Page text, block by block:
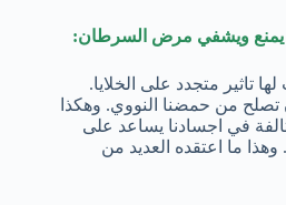
ويشفي مرض السرطان:
تاثير متجدد على الخلايا.
تصلح من حمضنا النووي. وهكذا
في اجسادنا يساعد على
ما اعتقده العديد من